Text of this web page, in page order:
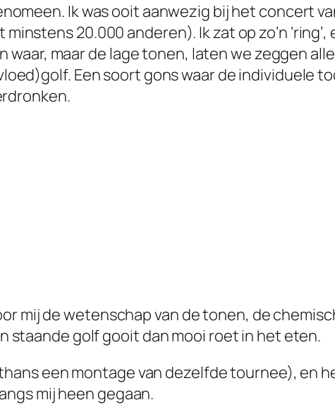
Ik was ooit aanwezig bij het concert
20.000 anderen). Ik zat op zo’n
waar, maar de lage tonen, laten we zeggen
Een soort gons waar de individuele
mij dewetenschap van de tonen, de
staande golf gooit dan mooi roet in het eten.
een montage van dezelfde tournee), en
mij heen gegaan.